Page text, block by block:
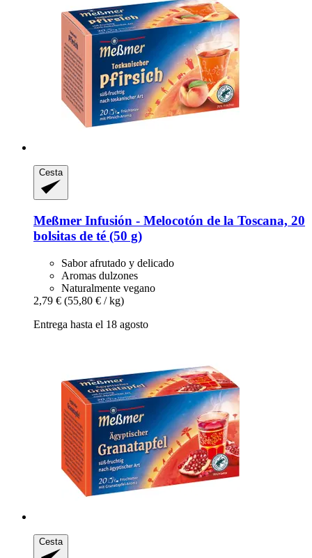
Cesta
Meßmer Infusión -​ Melocotón de la Toscana, 20
bolsitas de té (50 g)
Sabor afrutado y delicado
Aromas dulzones
Naturalmente vegano
2,79 € (55,80 € / kg)
Entrega hasta el 18 agosto
Cesta